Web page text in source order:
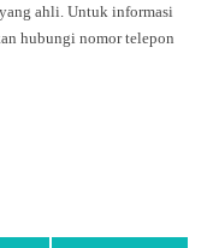
ahli. Untuk informasi
hubungi nomor telepon